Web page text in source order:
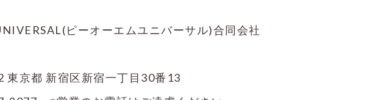
ピーオーエムユニバーサル)合同会社
東京都 新宿区新宿一丁目30番13